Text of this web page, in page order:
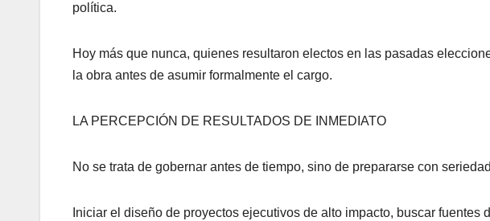
política.
Hoy más que nunca, quienes resultaron electos en las pasadas
la obra antes de asumir formalmente el cargo.
LA PERCEPCIÓN DE RESULTADOS DE INMEDIATO
No se trata de gobernar antes de tiempo, sino de prepararse con
Iniciar el diseño de proyectos ejecutivos de alto impacto, buscar fuentes